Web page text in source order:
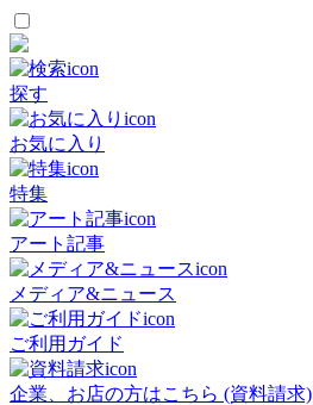
探す
お気に入り
特集
アート記事
メディア&ニュース
ご利用ガイド
企業、お店の方はこちら (資料請求)